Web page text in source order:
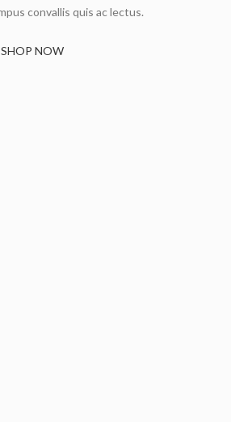
convallis quis ac lectus.
SHOP NOW